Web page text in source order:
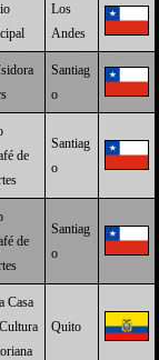
Los
Andes
Santiag
o
de
Santiag
o
de
Santiag
o
Casa
Quito